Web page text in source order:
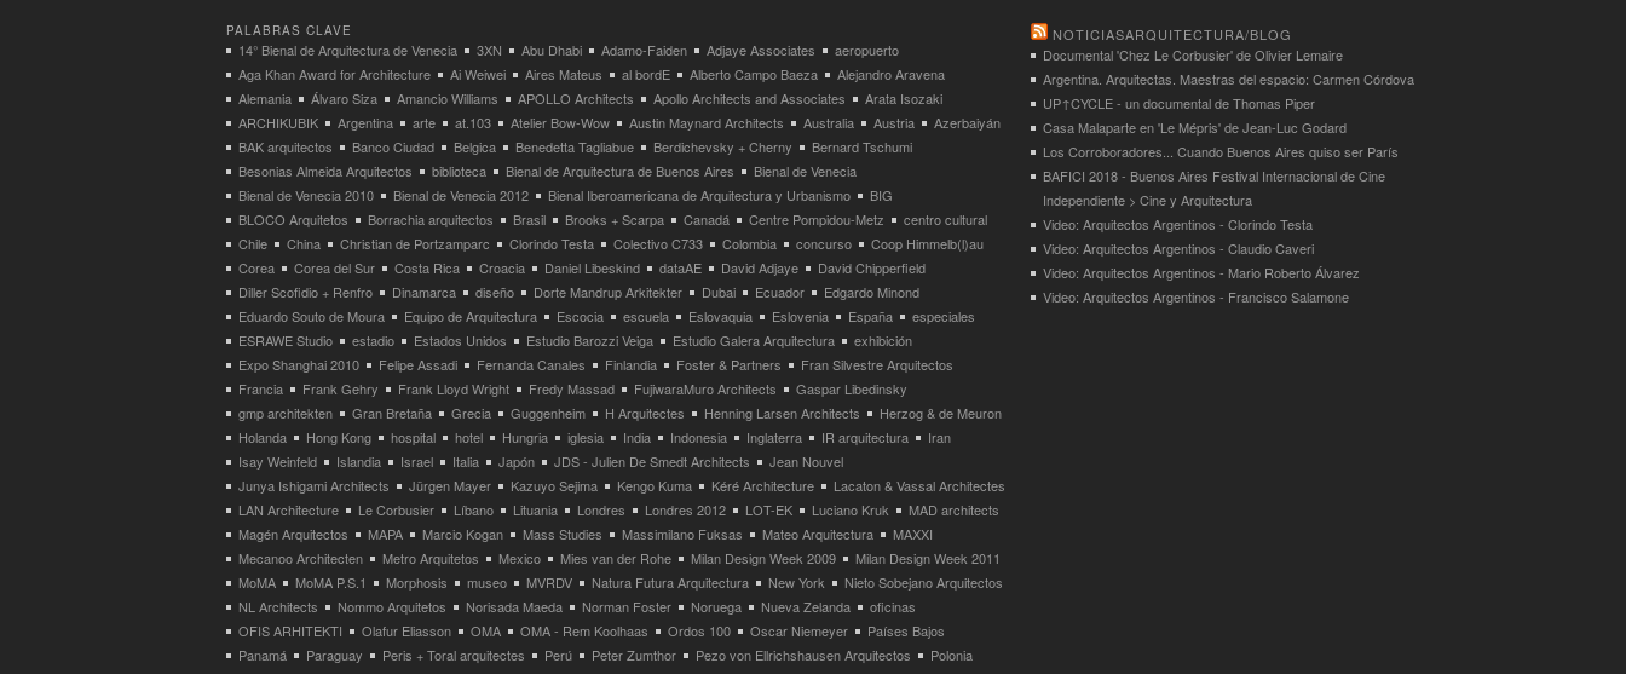
PALABRAS CLAVE
14° Bienal de Arquitectura de Venecia 3XN Abu Dhabi Adamo-Faiden Adjaye Associates
aeropuerto
Aga Khan Award for Architecture
Ai Weiwei Aires Mateus al bordE Alberto Campo Baeza
Alejandro Aravena
Alemania
Álvaro Siza Amancio Williams APOLLO Architects Apollo Architects and Associates
Arata Isozaki
ARCHIKUBIK
Argentina arte at.103 Atelier Bow-Wow Austin Maynard Architects Australia Austria
Azerbaiyán
BAK arquitectos
Banco Ciudad Belgica Benedetta Tagliabue Berdichevsky + Cherny
Bernard Tschumi
Besonias Almeida Arquitectos
biblioteca Bienal de Arquitectura de Buenos Aires
Bienal de Venecia
Bienal de Venecia 2010
Bienal de Venecia 2012 Bienal Iberoamericana de Arquitectura y Urbanismo
BIG
BLOCO Arquitetos
Borrachia arquitectos Brasil Brooks + Scarpa Canadá Centre Pompidou-Metz
centro cultural
Chile
China Christian de Portzamparc Clorindo Testa Colectivo C733 Colombia concurso
Coop Himmelb(l)au
Corea
Corea del Sur Costa Rica Croacia Daniel Libeskind dataAE David Adjaye
David Chipperfield
Diller Scofidio + Renfro
Dinamarca diseño Dorte Mandrup Arkitekter Dubai Ecuador
Edgardo Minond
Eduardo Souto de Moura
Equipo de Arquitectura Escocia escuela Eslovaquia Eslovenia España
especiales
ESRAWE Studio
estadio Estados Unidos Estudio Barozzi Veiga Estudio Galera Arquitectura
exhibición
Expo Shanghai 2010
Felipe Assadi Fernanda Canales Finlandia Foster & Partners
Fran Silvestre Arquitectos
Francia
Frank Gehry Frank Lloyd Wright Fredy Massad FujiwaraMuro Architects
Gaspar Libedinsky
gmp architekten
Gran Bretaña Grecia Guggenheim H Arquitectes Henning Larsen Architects
Herzog & de Meuron
Holanda
Hong Kong hospital hotel Hungria iglesia India Indonesia Inglaterra IR arquitectura
Iran
Isay Weinfeld
Islandia Israel Italia Japón JDS - Julien De Smedt Architects
Jean Nouvel
Junya Ishigami Architects
Jürgen Mayer Kazuyo Sejima Kengo Kuma Kéré Architecture
Lacaton & Vassal Architectes
LAN Architecture
Le Corbusier Líbano Lituania Londres Londres 2012 LOT-EK Luciano Kruk
MAD architects
Magén Arquitectos
MAPA Marcio Kogan Mass Studies Massimilano Fuksas Mateo Arquitectura
MAXXI
Mecanoo Architecten
Metro Arquitetos Mexico Mies van der Rohe Milan Design Week 2009
Milan Design Week 2011
MoMA
MoMA P.S.1 Morphosis museo MVRDV Natura Futura Arquitectura New York
Nieto Sobejano Arquitectos
NL Architects
Nommo Arquitetos Norisada Maeda Norman Foster Noruega Nueva Zelanda
oficinas
OFIS ARHITEKTI
Olafur Eliasson OMA OMA - Rem Koolhaas Ordos 100 Oscar Niemeyer
Países Bajos
Panamá
Paraguay Peris + Toral arquitectes Perú Peter Zumthor Pezo von Ellrichshausen Arquitectos
Polonia
NOTICIASARQUITECTURA/BLOG
Documental 'Chez Le Corbusier' de Olivier Lemaire
Argentina. Arquitectas. Maestras del espacio: Carmen Córdova
UP↑CYCLE - un documental de Thomas Piper
Casa Malaparte en 'Le Mépris' de Jean-Luc Godard
Los Corroboradores... Cuando Buenos Aires quiso ser París
BAFICI 2018 - Buenos Aires Festival Internacional de Cine
Independiente > Cine y Arquitectura
Video: Arquitectos Argentinos - Clorindo Testa
Video: Arquitectos Argentinos - Claudio Caveri
Video: Arquitectos Argentinos - Mario Roberto Álvarez
Video: Arquitectos Argentinos - Francisco Salamone